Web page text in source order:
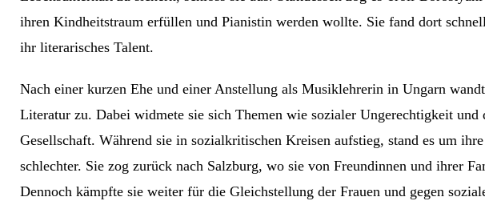
ihren Kindheitstraum erfüllen und Pianistin werden wollte. Sie fand dort
ihr literarisches Talent.
Nach einer kurzen Ehe und einer Anstellung als Musiklehrerin in Ungarn
Literatur zu. Dabei widmete sie sich Themen wie sozialer Ungerechtigkeit und
Gesellschaft. Während sie in sozialkritischen Kreisen aufstieg, stand es um
schlechter. Sie zog zurück nach Salzburg, wo sie von Freundinnen und ihrer
Dennoch kämpfte sie weiter für die Gleichstellung der Frauen und gegen